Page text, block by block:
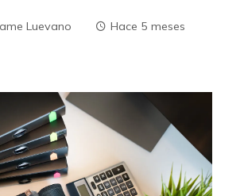
Luevano
Hace 5 meses